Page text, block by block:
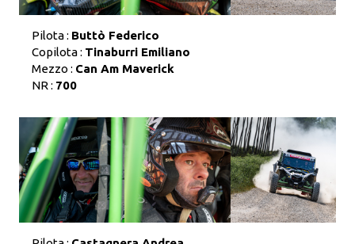
Pilota : Buttò Federico
Copilota : Tinaburri Emiliano
Mezzo : Can Am Maverick
NR : 700